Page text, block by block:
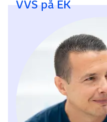
VVS på EK